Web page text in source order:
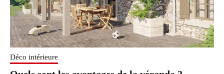
Déco intérieure